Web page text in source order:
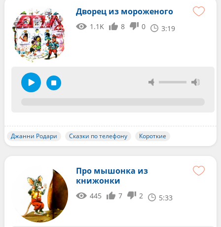
Дворец из мороженого
1.1K 8 0 3:19
Джанни Родари Сказки по телефону Короткие
Про мышонка из
книжонки
445 7 2 5:33